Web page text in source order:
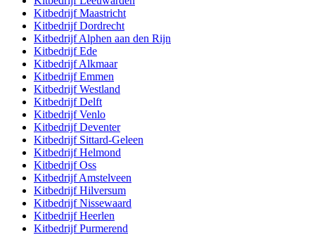
KitbedrijfMaastricht
KitbedrijfDordrecht
KitbedrijfAlphen aan den Rijn
KitbedrijfEde
KitbedrijfAlkmaar
KitbedrijfEmmen
KitbedrijfWestland
KitbedrijfDelft
KitbedrijfVenlo
KitbedrijfDeventer
Kitbedrijf Sittard-Geleen
KitbedrijfHelmond
KitbedrijfOss
KitbedrijfAmstelveen
KitbedrijfHilversum
KitbedrijfNissewaard
KitbedrijfHeerlen
KitbedrijfPurmerend